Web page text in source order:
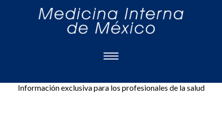
Información exclusiva para los profesionales de la salud